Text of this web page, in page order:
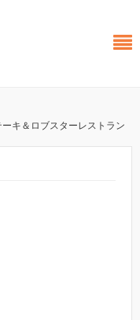
キ＆ロブスターレストラン